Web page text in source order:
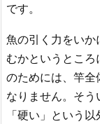
です。
魚の引く力をい
むかというとこ
のためには、竿
なりません。そ
「硬い」という